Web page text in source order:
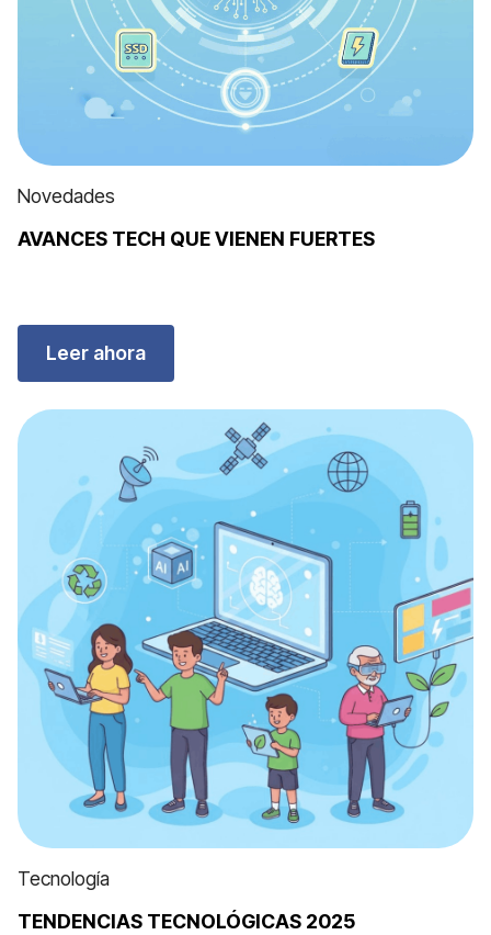
Novedades
AVANCES TECH QUE VIENEN FUERTES
Leer ahora
Tecnología
TENDENCIAS TECNOLÓGICAS 2025